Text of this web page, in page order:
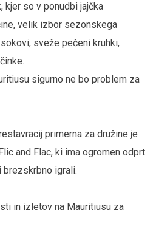
kjer so v ponudbi jajčka
velik izbor sezonskega
sveže pečeni kruhki,
sigurno ne bo problem za
primerna za družine je
and Flac, ki ima ogromen odprt
brezskrbno igrali.
in izletov na Mauritiusu za